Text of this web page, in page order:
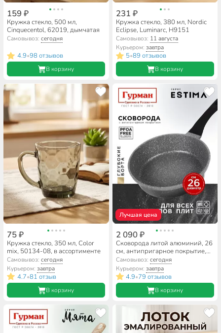
159 ₽
Кружка стекло, 500 мл,
Cinquecentol, 62019, дымчатая
Самовывоз:сегодня
4.9•98 отзывов
В корзину
231 ₽
Кружка стекло, 380 мл, Nordic
Eclipse, Luminarc, H9151
Самовывоз: 11 августа
Курьером: завтра
5•89 отзывов
В корзину
75 ₽
Кружка стекло, 350 мл, Color
mix, 50134-08, в ассортименте
Самовывоз:сегодня
Курьером:завтра
4.7•81 отзыв
В корзину
Лучшая цена
2 090 ₽
Сковорода литой алюминий, 26
см, антипригарное покрытие,
Гурман, Estima серый,
индукция, ГМ2601 ЭЧИ
Самовывоз: сегодня
Курьером: завтра
4.9•79 отзывов
В корзину